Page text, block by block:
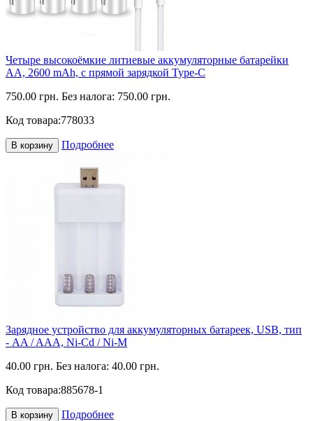
Четыре высокоёмкие литиевые аккумуляторные батарейки
АА, 2600 mAh, с прямой зарядкой Type-C
750.00 грн. Без налога: 750.00 грн.
Код товара:778033
В корзину Подробнее
Зарядное устройство для аккумуляторных батареек, USB, тип
- AA / AAA, Ni-Cd / Ni-M
40.00 грн. Без налога: 40.00 грн.
Код товара:885678-1
В корзину Подробнее